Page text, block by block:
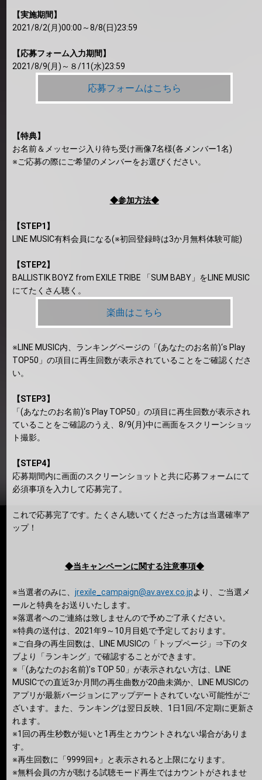
【実施期間】
2021/8/2(月)00:00～8/8(日)23:59
【応募フォーム入力期間】
2021/8/9(月)～８/11(水)23:59
応募フォームはこちら
【特典】
お名前＆メッセージ入り待ち受け画像7名様(各メンバー1名)
※ご応募の際にご希望のメンバーをお選びください。
◆参加方法◆
【STEP1】
LINE MUSIC有料会員になる(※初回登録時は3か月無料体験可能)
【STEP2】
BALLISTIK BOYZ from EXILE TRIBE 「SUM BABY」をLINE MUSIC
にてたくさん聴く。
楽曲はこちら
※LINE MUSIC内、ランキングページの「(あなたのお名前)‘s Play
TOP50」の項目に再生回数が表示されていることをご確認くださ
い。
【STEP3】
「(あなたのお名前)‘s Play TOP50」の項目に再生回数が表示され
ていることをご確認のうえ、8/9(月)中に画面をスクリーンショッ
ト撮影。
【STEP4】
応募期間内に画面のスクリーンショットと共に応募フォームにて
必須事項を入力して応募完了。
これで応募完了です。たくさん聴いてくださった方は当選確率ア
ップ！
◆当キャンペーンに関する注意事項◆
※当選者のみに、jrexile_campaign@av.avex.co.jpより、ご当選メ
ールと特典をお送りいたします。
※落選者へのご連絡は致しませんので予めご了承ください。
※特典の送付は、2021年9～10月目処で予定しております。
※ご自身の再生回数は、LINE MUSICの「トップページ」⇒下のタ
ブより「ランキング」で確認することができます。
※「(あなたのお名前)’s TOP 50」が表示されない方は、LINE
MUSICでの直近3か月間の再生曲数が20曲未満か、LINE MUSICの
アプリが最新バージョンにアップデートされていない可能性がご
ざいます。また、ランキングは翌日反映、1日1回/不定期に更新さ
れます。
※1回の再生秒数が短いと1再生とカウントされない場合がありま
す。
※再生回数に「9999回+」と表示されると上限になります。
※無料会員の方が聴ける試聴モード再生ではカウントがされませ